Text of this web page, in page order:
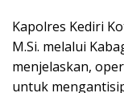
Kapolres Kediri
M.Si. melalui
menjelaskan,
untuk